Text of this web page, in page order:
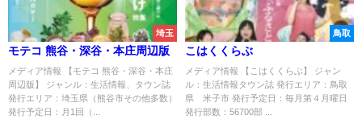
埼玉
モテコ 熊谷・深谷・本庄周辺版
メディア情報 【モテコ 熊谷・深谷・本庄
周辺版】 ジャンル：生活情報、タウン誌
発行エリア：埼玉県（熊谷市その他多数）
発行予定日：月1回（...
鳥取
こはくくらぶ
メディア情報 【こはくくらぶ】 ジャン
ル：生活情報タウン誌 発行エリア：鳥取
県 米子市 発行予定日：毎月第４月曜日
発行部数：56700部 ...